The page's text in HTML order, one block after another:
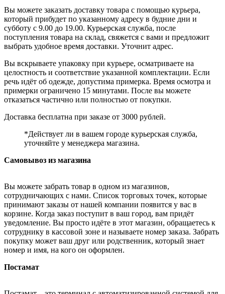
Вы можете заказать доставку товара с помощью курьера,
который прибудет по указанному адресу в будние дни и
субботу с 9.00 до 19.00. Курьерская служба, после
поступления товара на склад, свяжется с вами и предложит
выбрать удобное время доставки. Уточнит адрес.
Вы вскрываете упаковку при курьере, осматриваете на
целостность и соответствие указанной комплектации. Если
речь идёт об одежде, допустима примерка. Время осмотра и
примерки ограничено 15 минутами. После вы можете
отказаться частично или полностью от покупки.
Доставка бесплатна при заказе от 3000 рублей.
*Действует ли в вашем городе курьерская служба,
уточняйте у менеджера магазина.
Самовывоз из магазина
Вы можете забрать товар в одном из магазинов,
сотрудничающих с нами. Список торговых точек, которые
принимают заказы от нашей компании появится у вас в
корзине. Когда заказ поступит в ваш город, вам придёт
уведомление. Вы просто идёте в этот магазин, обращаетесь к
сотруднику в кассовой зоне и называете номер заказа. Забрать
покупку может ваш друг или родственник, который знает
номер и имя, на кого он оформлен.
Постамат